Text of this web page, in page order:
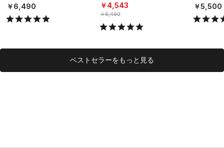
（3枚セット）（トレーニ
ング/MEN）
￥6,490 ￥4,543
￥6,490
EN）
￥5,500
ベストセラーをもっと見る